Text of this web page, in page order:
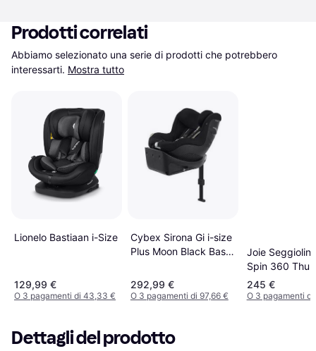
Prodotti correlati
Abbiamo selezionato una serie di prodotti che potrebbero
interessarti. Mostra tutto
Lionelo Bastiaan i-Size
129,99 €
O 3 pagamenti di 43,33 €
Cybex Sirona Gi i-size
Plus Moon Black Base
292,99 €
O 3 pagamenti di 97,66 €
Joie
Spin 360
245 €
O 3 pagamenti di
Dettagli del prodotto